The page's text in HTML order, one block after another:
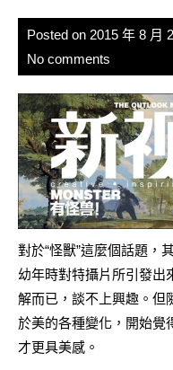
Posted on 2015 年 8 月
No comments
對於“怪獸”這麼個話題，
幼年時對特攝片所引發出
解而已，談不上興趣。但
於美的各種變化，開始覺
才更具美感。